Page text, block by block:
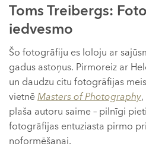
Toms Treibergs:
iedvesmo
Šo fotogrāfiju es loloju ar
gadus astoņus. Pirmoreiz ar
un daudzu citu fotogrāfijas
vietnēMasters of Photography
plaša autoru saime – pilnīgi
fotogrāfijas entuziasta pirmo
noformēšanai.